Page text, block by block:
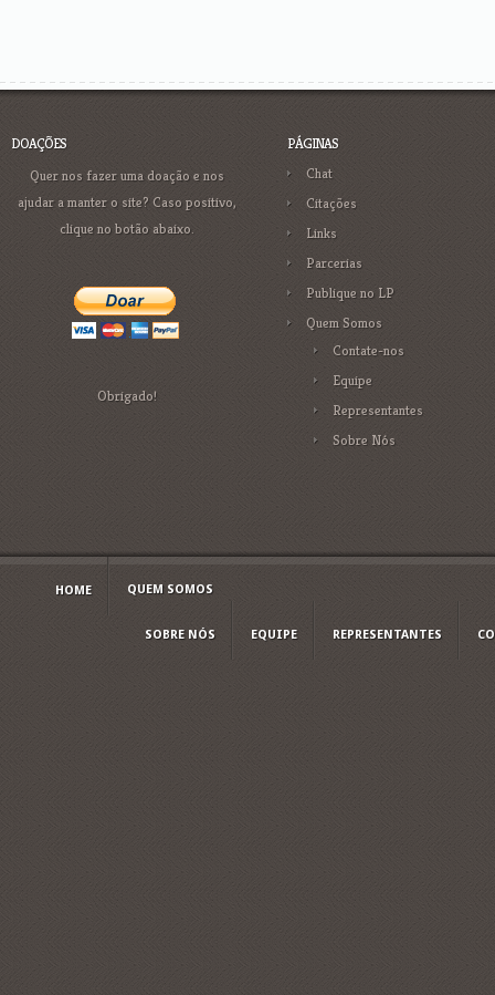
DOAÇÕES
Quer nos fazer uma doação e nos
ajudar a manter o site? Caso positivo,
clique no botão abaixo.
Obrigado!
PÁGINAS
Chat
Citações
Links
Parcerias
Publique no LP
Quem Somos
Contate-nos
Equipe
Representantes
Sobre Nós
HOME QUEM SOMOS
SOBRE NÓS EQUIPE REPRESENTANTES